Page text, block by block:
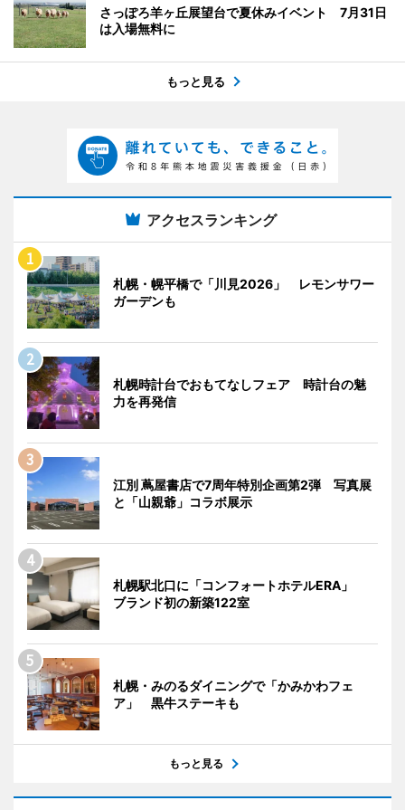
さっぽろ羊ヶ丘展望台で夏休みイベント 7月31日
は入場無料に
もっと見る
アクセスランキング
札幌・幌平橋で「川見2026」 レモンサワー
ガーデンも
札幌時計台でおもてなしフェア 時計台の魅
力を再発信
江別 蔦屋書店で7周年特別企画第2弾 写真展
と「山親爺」コラボ展示
札幌駅北口に「コンフォートホテルERA」
ブランド初の新築122室
札幌・みのるダイニングで「かみかわフェ
ア」 黒牛ステーキも
もっと見る